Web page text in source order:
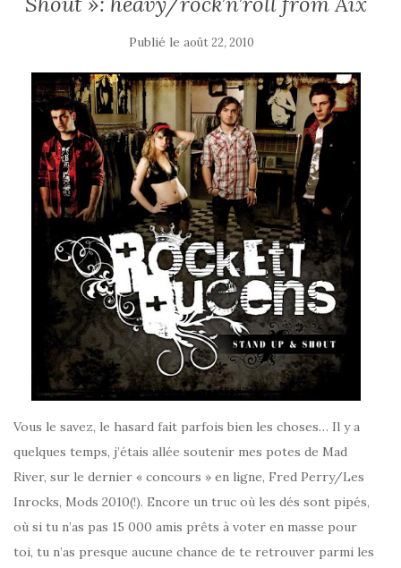
Publié le août 22, 2010
Vous le savez, le hasard fait parfois bien les choses… Il y a
quelques temps, j’étais allée soutenir mes potes de Mad
River, sur le dernier « concours » en ligne, Fred Perry/Les
Inrocks, Mods 2010(!). Encore un truc où les dés sont pipés,
où si tu n’as pas 15 000 amis prêts à voter en masse pour
toi, tu n’as presque aucune chance de te retrouver parmi les